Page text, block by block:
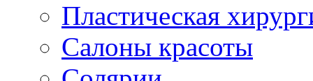
Пластическая
Салоны красоты